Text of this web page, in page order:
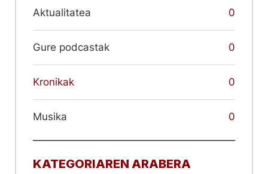
Aktualitatea 0
Gure podcastak 0
Kronikak 0
Musika 0
KATEGORIAREN ARABERA